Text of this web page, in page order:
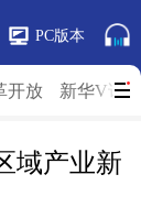
PC版本
开放 新华V访
域产业新